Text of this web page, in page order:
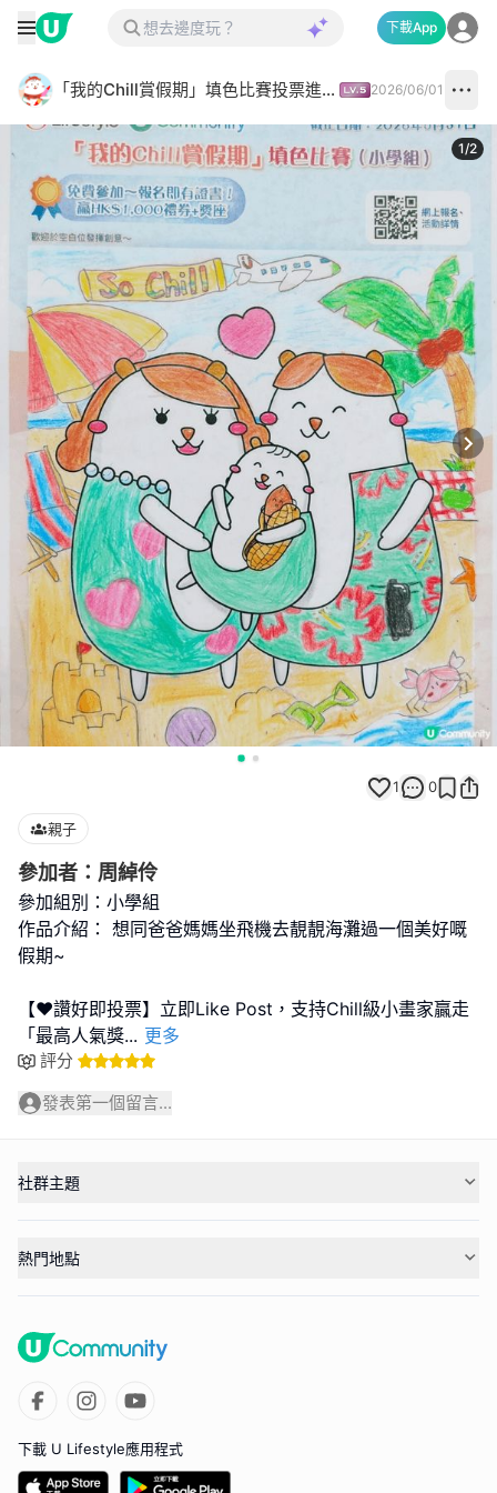
下載App
「我的Chill賞假期」填色比賽投票進行中✅ 2026/06/01
1/2
1 0
親子
參加者：周綽伶
參加組別：小學組
作品介紹： 想同爸爸媽媽坐飛機去靚靚海灘過一個美好嘅
假期~
【❤️讚好即投票】立即Like Post，支持Chill級小畫家贏走
「最高人氣獎... 更多
評分
發表第一個留言...
社群主題
熱門地點
下載 U Lifestyle應用程式